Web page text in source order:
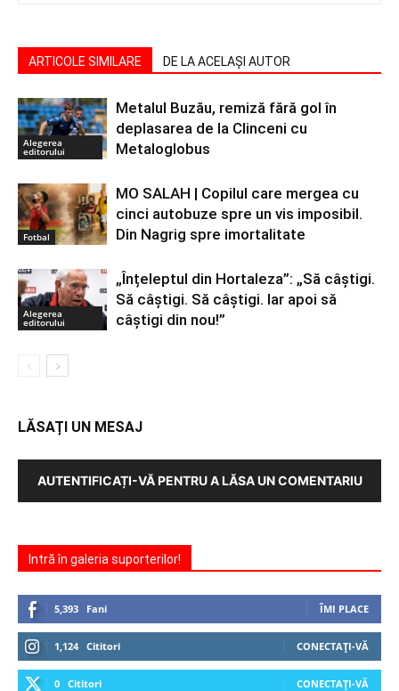
ARTICOLE SIMILARE DE LA ACELAȘI AUTOR
Alegerea
editorului
Metalul Buzău, remiză fără gol în
deplasarea de la Clinceni cu
Metaloglobus
Fotbal
MO SALAH | Copilul care mergea cu
cinci autobuze spre un vis imposibil.
Din Nagrig spre imortalitate
Alegerea
editorului
„Înțeleptul din Hortaleza”: „Să câștigi.
Să câștigi. Să câștigi. Iar apoi să
câștigi din nou!”
LĂSAȚI UN MESAJ
AUTENTIFICAȚI-VĂ PENTRU A LĂSA UN COMENTARIU
Intră în galeria suporterilor!
5,393 Fani ÎMI PLACE
1,124 Cititori CONECTAȚI-VĂ
0 Cititori CONECTAȚI-VĂ